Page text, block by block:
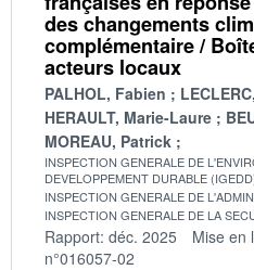
des changements
complémentaire /
acteurs locaux
PALHOL, Fabien
HERAULT, Marie-Laure
MOREAU, Patrick
INSPECTION GENERALE DE
DEVELOPPEMENT DURABLE
INSPECTION GENERALE DE
INSPECTION GENERALE DE LA
Rapport: déc. 2025 Mise en
n°016057-02